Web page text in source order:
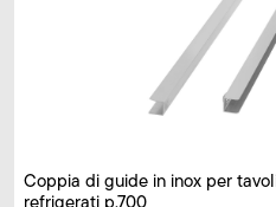
Coppia di guide in inox per